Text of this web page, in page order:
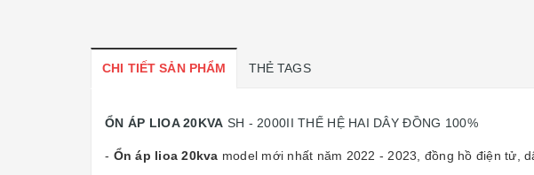
CHI TIẾT SẢN PHẨM THẺ TAGS
ỔN ÁP LIOA 20KVA SH - 2000II THẾ HỆ HAI DÂY ĐỒNG 100%
- Ổn áp lioa 20kva model mới nhất năm 2022 - 2023, đồng hồ điện tử,